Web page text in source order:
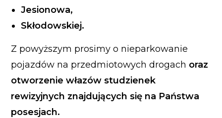
Jesionowa,
Skłodowskiej.
Z powyższym prosimy o nieparkowanie
pojazdów na przedmiotowych drogach oraz
otworzenie włazów studzienek
rewizyjnych znajdujących się na Państwa
posesjach.